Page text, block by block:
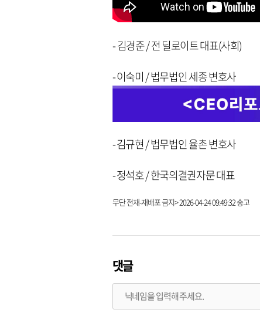
- 김경준 / 전 딜로이트 대표(사회)
- 이숙미 / 법무법인 세종 변호사
- 김규현 / 법무법인 율촌 변호사
- 정석호 / 한국의결권자문 대표
무단 전재-재배포 금지> 2026-04-24 09:49:32 송고
댓글